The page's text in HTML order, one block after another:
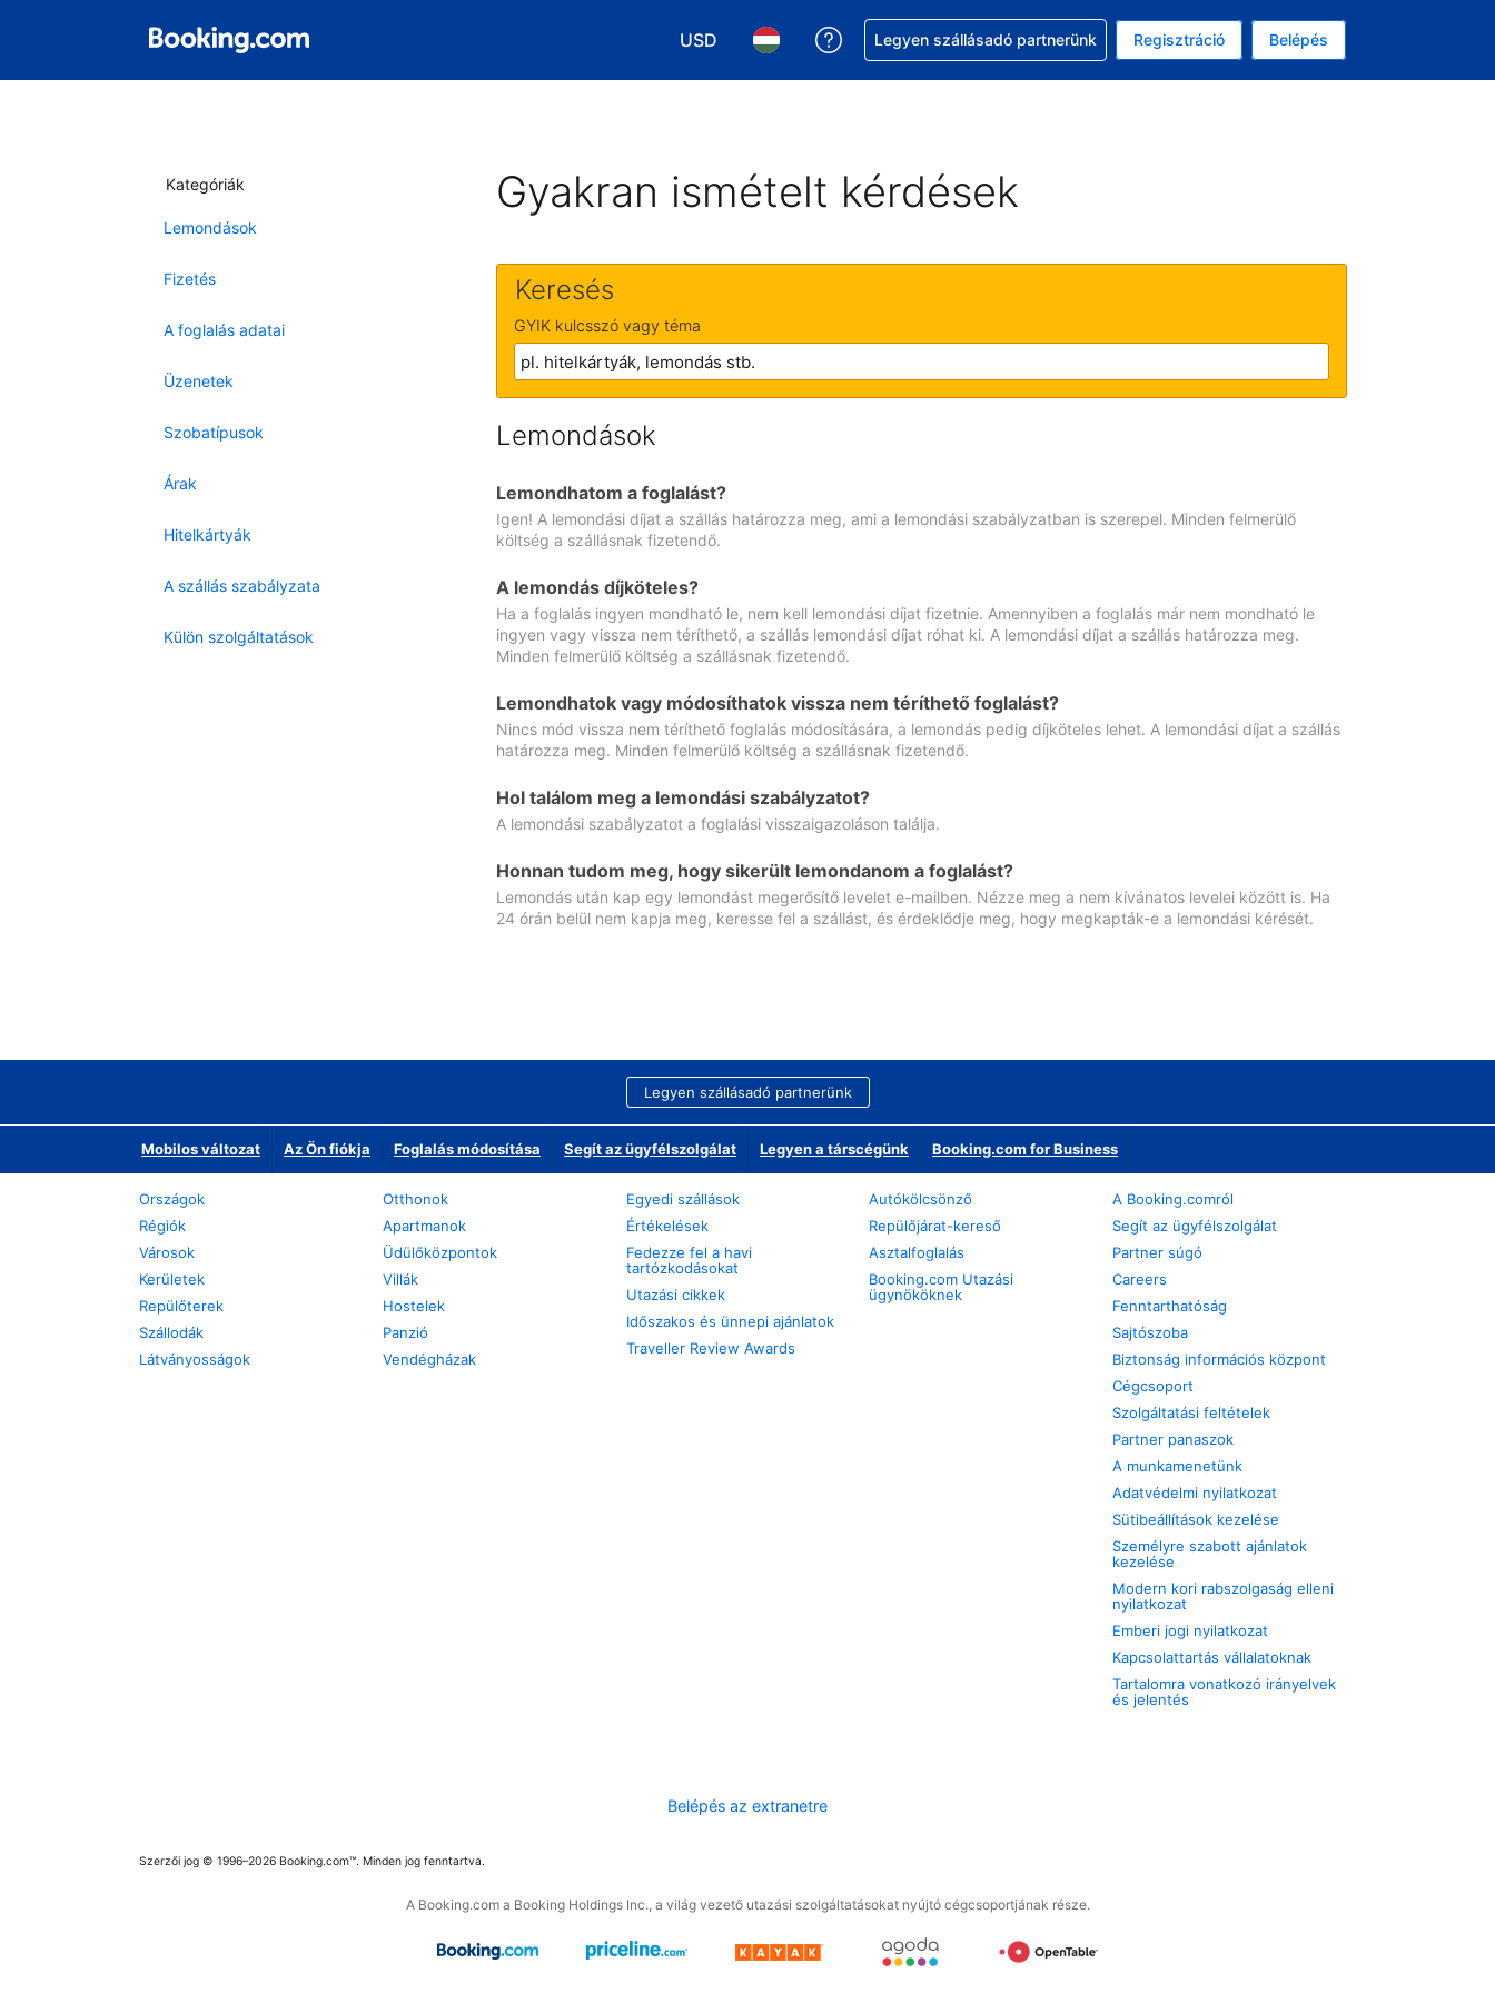
USD
Válasszon pénznemet. Jelenlegi kiválasztott pénznem: amerikai dollár
Válasszon nyelvet. Jelenleg kiválasztott nyelv: Magyar
Segítség a foglalással
Legyen szállásadó partnerünk Regisztráció Belépés
Kategóriák
Lemondások
Fizetés
A foglalás adatai
Üzenetek
Szobatípusok
Árak
Hitelkártyák
A szállás szabályzata
Külön szolgáltatások
Gyakran ismételt kérdések
Keresés
GYIK kulcsszó vagy téma
Lemondások
Lemondhatom a foglalást?
Igen! A lemondási díjat a szállás határozza meg, ami a lemondási szabályzatban is szerepel. Minden felmerülő
költség a szállásnak fizetendő.
A lemondás díjköteles?
Ha a foglalás ingyen mondható le, nem kell lemondási díjat fizetnie. Amennyiben a foglalás már nem mondható le
ingyen vagy vissza nem téríthető, a szállás lemondási díjat róhat ki. A lemondási díjat a szállás határozza meg.
Minden felmerülő költség a szállásnak fizetendő.
Lemondhatok vagy módosíthatok vissza nem téríthető foglalást?
Nincs mód vissza nem téríthető foglalás módosítására, a lemondás pedig díjköteles lehet. A lemondási díjat a szállás
határozza meg. Minden felmerülő költség a szállásnak fizetendő.
Hol találom meg a lemondási szabályzatot?
A lemondási szabályzatot a foglalási visszaigazoláson találja.
Honnan tudom meg, hogy sikerült lemondanom a foglalást?
Lemondás után kap egy lemondást megerősítő levelet e-mailben. Nézze meg a nem kívánatos levelei között is. Ha
24 órán belül nem kapja meg, keresse fel a szállást, és érdeklődje meg, hogy megkapták-e a lemondási kérését.
Legyen szállásadó partnerünk
Mobilos változat Az Ön fiókja Foglalás módosítása Segít az ügyfélszolgálat Legyen a társcégünk Booking.com for Business
Országok
Régiók
Városok
Kerületek
Repülőterek
Szállodák
Látványosságok
Otthonok
Apartmanok
Üdülőközpontok
Villák
Hostelek
Panzió
Vendégházak
Egyedi szállások
Értékelések
Fedezze fel a havi
tartózkodásokat
Utazási cikkek
Időszakos és ünnepi ajánlatok
Traveller Review Awards
Autókölcsönző
Repülőjárat-kereső
Asztalfoglalás
Booking.com Utazási
ügynököknek
A Booking.comról
Segít az ügyfélszolgálat
Partner súgó
Careers
Fenntarthatóság
Sajtószoba
Biztonság információs központ
Cégcsoport
Szolgáltatási feltételek
Partner panaszok
A munkamenetünk
Adatvédelmi nyilatkozat
Sütibeállítások kezelése
Személyre szabott ajánlatok
kezelése
Modern kori rabszolgaság elleni
nyilatkozat
Emberi jogi nyilatkozat
Kapcsolattartás vállalatoknak
Tartalomra vonatkozó irányelvek
és jelentés
Belépés az extranetre
Szerzői jog © 1996–2026 Booking.com™. Minden jog fenntartva.
A Booking.com a Booking Holdings Inc., a világ vezető utazási szolgáltatásokat nyújtó cégcsoportjának része.